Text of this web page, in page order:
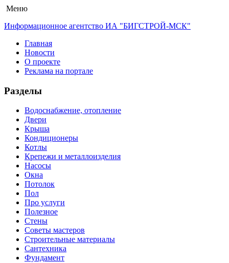
Меню
Информационное агентство ИА "БИГСТРОЙ-МСК"
Главная
Новости
О проекте
Реклама на портале
Разделы
Водоснабжение, отопление
Двери
Крыша
Кондиционеры
Котлы
Крепежи и металлоизделия
Насосы
Окна
Потолок
Пол
Про услуги
Полезное
Стены
Советы мастеров
Строительные материалы
Сантехника
Фундамент